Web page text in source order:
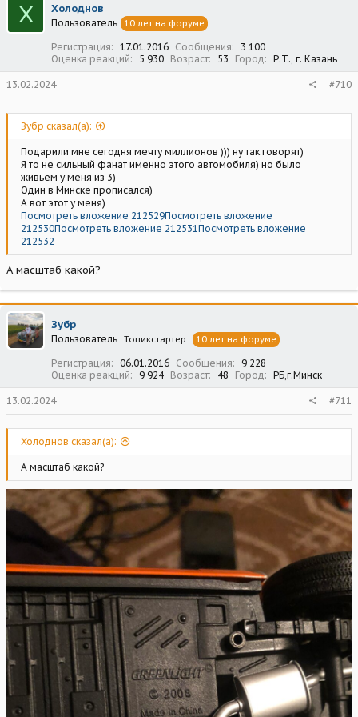
и
и
Х Холоднов
Пользователь 10 лет на форуме
Регистрация 17.01.2016 Сообщения
3 100
Оценка реакций
5 930 Возраст 53 Город Р.Т., г. Казань
13.02.2024 #710
Зубр сказал(а):
Подарили мне сегодня мечту миллионов ))) ну так говорят)
Я то не сильный фанат именно этого автомобиля) но было
живьем у меня из 3)
Один в Минске прописался)
А вот этот у меня)
Посмотреть вложение 212529Посмотреть вложение
212530Посмотреть вложение 212531 Посмотреть вложение
212532
А масштаб какой?
Зубр
Пользователь Топикстартер 10 лет на форуме
Регистрация 06.01.2016 Сообщения
9 228
Оценка реакций
9 924 Возраст 48 Город РБ,г.Минск
13.02.2024 #711
Холоднов сказал(а):
А масштаб какой?